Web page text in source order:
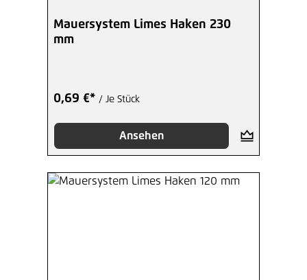
Mauersystem Limes Haken 230
mm
0,69 €* / Je Stück
Ansehen